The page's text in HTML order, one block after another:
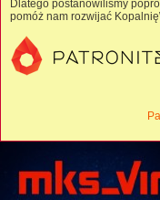
Dlatego postanowiliśmy
pomóż nam rozwijać